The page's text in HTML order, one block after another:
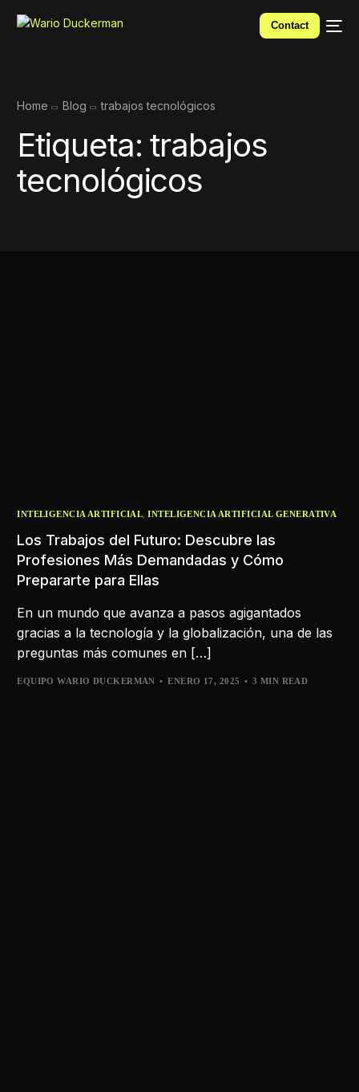
Contact
Home Blog trabajos tecnológicos
Etiqueta:trabajos
tecnológicos
INTELIGENCIA ARTIFICIAL,INTELIGENCIA ARTIFICIAL GENERATIVA
Los Trabajos del Futuro: Descubre las
Profesiones Más Demandadas y Cómo
Prepararte para Ellas
En un mundo que avanza a pasos agigantados
gracias a la tecnología y la globalización, una de las
preguntas más comunes en […]
EQUIPO WARIO DUCKERMAN ENERO 17, 2025 3 MIN READ